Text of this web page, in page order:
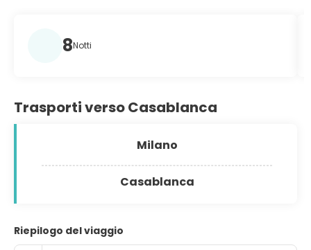
8Notti
Trasporti verso Casablanca
Milano
Casablanca
Riepilogo del viaggio